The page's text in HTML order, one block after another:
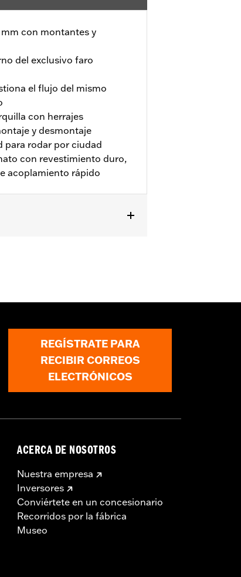
con montantes y
del exclusivo faro
el flujo del mismo
con herrajes
y desmontaje
para rodar por ciudad
con revestimiento duro,
acoplamiento rápido
REGÍSTRATE PARA
RECIBIR CORREOS
ELECTRÓNICOS
ACERCA DE NOSOTROS
Nuestra empresa
Inversores
Conviértete en un concesionario
Recorridos por la fábrica
Museo